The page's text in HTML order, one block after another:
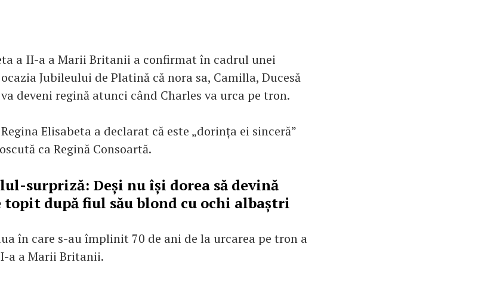
a II-a a Marii Britanii a confirmat în cadrul unei
Jubileului de Platină că nora sa, Camilla, Ducesă
deveni regină atunci când Charles va urca pe tron.
Elisabeta a declarat că este „dorința ei sinceră”
ca Regină Consoartă.
surpriză: Deși nu își dorea să devină
topit după fiul său blond cu ochi albaștri
în care s-au împlinit 70 de ani de la urcarea pe tron a
a a Marii Britanii.